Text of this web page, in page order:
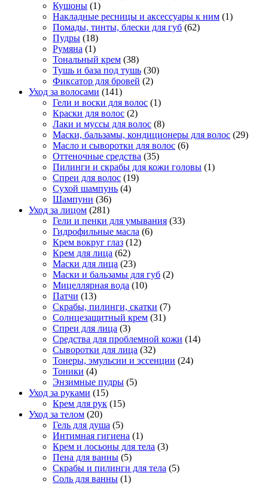
Кушоны (1)
Накладные ресницы и аксессуары к ним (1)
Помады, тинты, блески для губ (62)
Пудры (18)
Румяна (1)
Тональный крем (38)
Тушь и база под тушь (30)
Фиксатор для бровей (2)
Уход за волосами (141)
Гели и воски для волос (1)
Краски для волос (2)
Лаки и муссы для волос (8)
Маски, бальзамы, кондиционеры для волос (29)
Масло и сыворотки для волос (6)
Оттеночные средства (35)
Пилинги и скрабы для кожи головы (1)
Спреи для волос (19)
Сухой шампунь (4)
Шампуни (36)
Уход за лицом (281)
Гели и пенки для умывания (33)
Гидрофильные масла (6)
Крем вокруг глаз (12)
Крем для лица (62)
Маски для лица (23)
Маски и бальзамы для губ (2)
Мицеллярная вода (10)
Патчи (13)
Скрабы, пилинги, скатки (7)
Солнцезащитный крем (31)
Спреи для лица (3)
Средства для проблемной кожи (14)
Сыворотки для лица (32)
Тонеры, эмульсии и эссенции (24)
Тоники (4)
Энзимные пудры (5)
Уход за руками (15)
Крем для рук (15)
Уход за телом (20)
Гель для душа (5)
Интимная гигиена (1)
Крем и лосьоны для тела (3)
Пена для ванны (5)
Скрабы и пилинги для тела (5)
Соль для ванны (1)